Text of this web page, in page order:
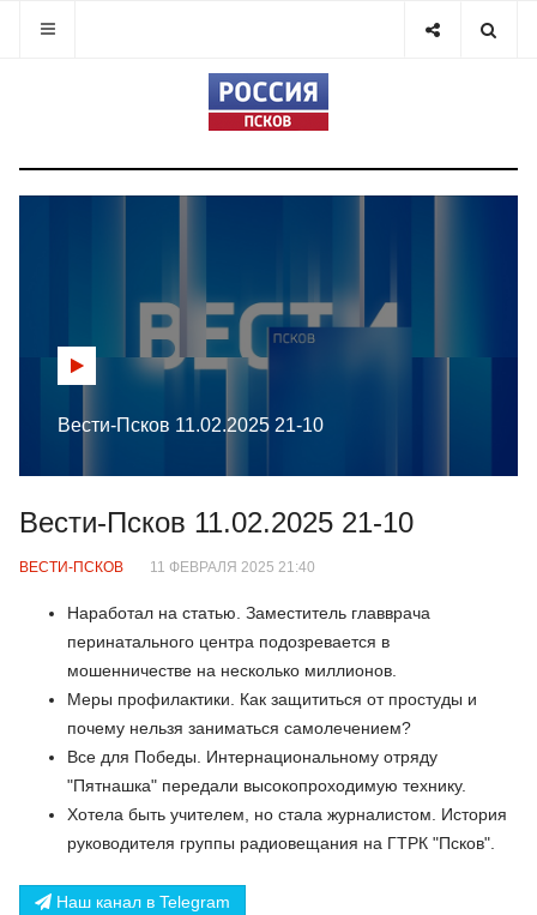
Вести-Псков 11.02.2025 21-10
Вести-Псков 11.02.2025 21-10
ВЕСТИ-ПСКОВ 11 ФЕВРАЛЯ 2025 21:40
Наработал на статью. Заместитель главврача
перинатального центра подозревается в
мошенничестве на несколько миллионов.
Меры профилактики. Как защититься от простуды и
почему нельзя заниматься самолечением?
Все для Победы. Интернациональному отряду
"Пятнашка" передали высокопроходимую технику.
Хотела быть учителем, но стала журналистом. История
руководителя группы радиовещания на ГТРК "Псков".
Наш канал в Telegram